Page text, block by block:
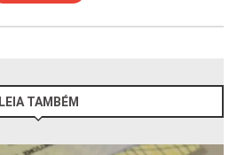
LEIA TAMBÉM